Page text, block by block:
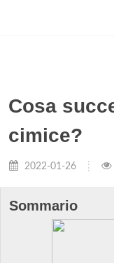
Cosa
cimice?
2022-01-26
Sommario